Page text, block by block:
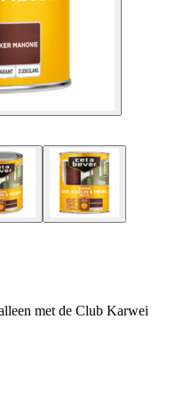
met de Club Karwei